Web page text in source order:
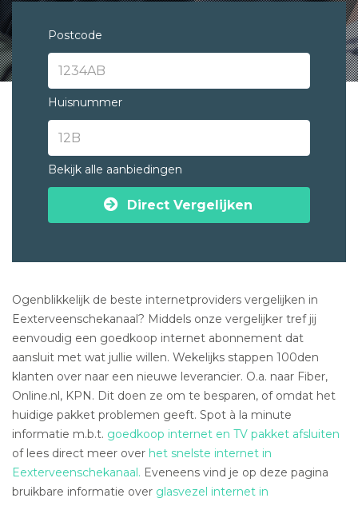
Postcode
Huisnummer
Bekijk alle aanbiedingen
Direct Vergelijken
Ogenblikkelijk de beste internetproviders vergelijken in
Eexterveenschekanaal? Middels onze vergelijker tref jij
eenvoudig een goedkoop internet abonnement dat
aansluit met wat jullie willen. Wekelijks stappen 100den
klanten over naar een nieuwe leverancier. O.a. naar Fiber,
Online.nl, KPN. Dit doen ze om te besparen, of omdat het
huidige pakket problemen geeft. Spot à la minute
informatie m.b.t. goedkoop internet en TV pakket afsluiten
of lees direct meer over het snelste internet in
Eexterveenschekanaal. Eveneens vind je op deze pagina
bruikbare informatie over glasvezel internet in